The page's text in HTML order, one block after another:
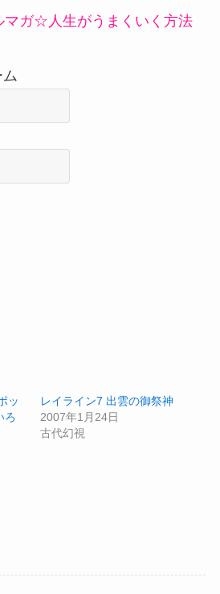
マガ☆人生がうまくいく方法
ッ
ろ
レイライン7 出雲の御祭神
2007年1月24日
古代幻視